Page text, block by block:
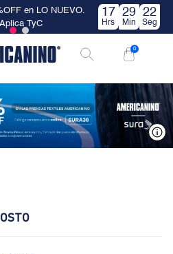
en LO NUEVO.
Aplica TyC
17
Hrs
29
Min
22
Seg
0